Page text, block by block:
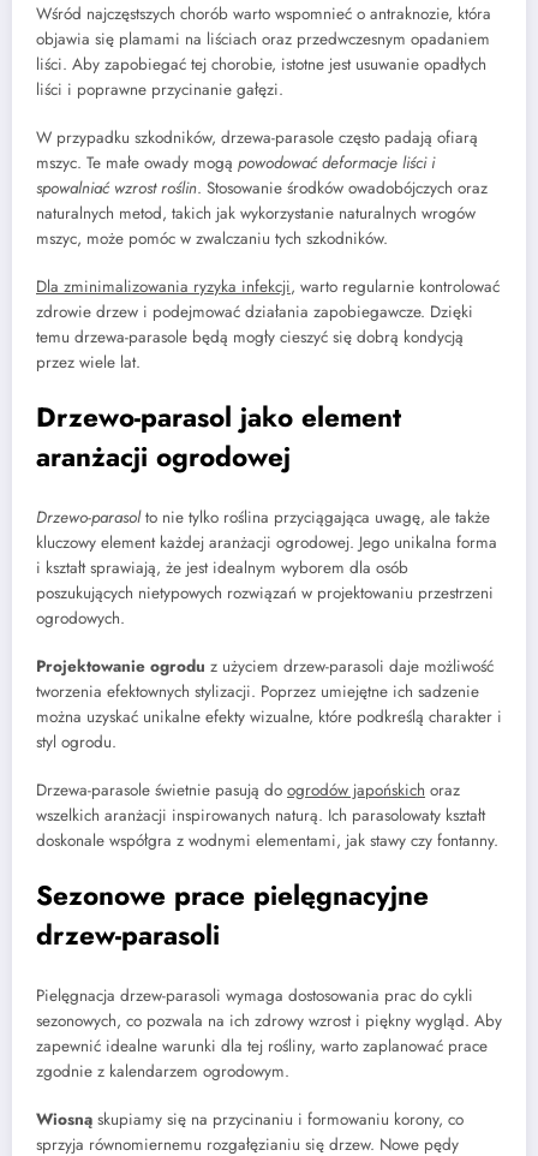
Wśród najczęstszych chorób warto wspomnieć o antraknozie, która
objawia się plamami na liściach oraz przedwczesnym opadaniem
liści. Aby zapobiegać tej chorobie, istotne jest usuwanie opadłych
liści i poprawne przycinanie gałęzi.
W przypadku szkodników, drzewa-parasole często padają ofiarą
mszyc. Te małe owady mogą powodować deformacje liści i
spowalniać wzrost roślin. Stosowanie środków owadobójczych oraz
naturalnych metod, takich jak wykorzystanie naturalnych wrogów
mszyc, może pomóc w zwalczaniu tych szkodników.
Dla zminimalizowania ryzyka infekcji, warto regularnie kontrolować
zdrowie drzew i podejmować działania zapobiegawcze. Dzięki
temu drzewa-parasole będą mogły cieszyć się dobrą kondycją
przez wiele lat.
Drzewo-parasol jako element
aranżacji ogrodowej
Drzewo-parasolto nie tylko roślina przyciągająca uwagę, ale także
kluczowy element każdej aranżacji ogrodowej. Jego unikalna forma
i kształt sprawiają, że jest idealnym wyborem dla osób
poszukujących nietypowych rozwiązań w projektowaniu przestrzeni
ogrodowych.
Projektowanie ogrodu z użyciem drzew-parasoli daje możliwość
tworzenia efektownych stylizacji. Poprzez umiejętne ich sadzenie
można uzyskać unikalne efekty wizualne, które podkreślą charakter i
styl ogrodu.
Drzewa-parasole świetnie pasują do ogrodów japońskich oraz
wszelkich aranżacji inspirowanych naturą. Ich parasolowaty kształt
doskonale współgra z wodnymi elementami, jak stawy czy fontanny.
Sezonowe prace pielęgnacyjne
drzew-parasoli
Pielęgnacja drzew-parasoli wymaga dostosowania prac do cykli
sezonowych, co pozwala na ich zdrowy wzrost i piękny wygląd. Aby
zapewnić idealne warunki dla tej rośliny, warto zaplanować prace
zgodnie z kalendarzem ogrodowym.
Wiosną skupiamy się na przycinaniu i formowaniu korony, co
sprzyja równomiernemu rozgałęzianiu się drzew. Nowe pędy